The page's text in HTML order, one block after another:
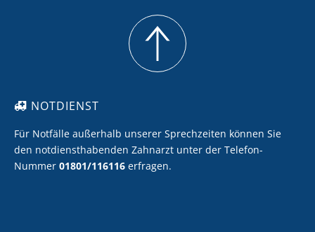
Ich möchte eine professionelle Zahnreinigung
NOTDIENST
Für Notfälle außerhalb unserer Sprechzeiten können Sie
den notdiensthabenden Zahnarzt unter der Telefon-
Nummer 01801/116116 erfragen.